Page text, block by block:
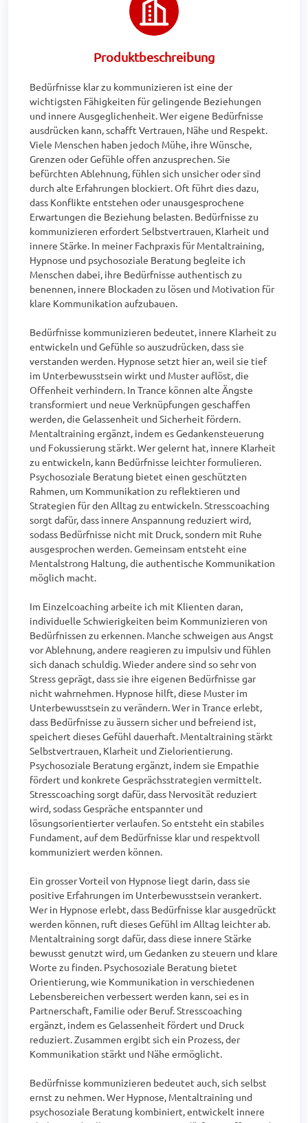
Produktbeschreibung
Bedürfnisse klar zu kommunizieren ist eine der
wichtigsten Fähigkeiten für gelingende Beziehungen
und innere Ausgeglichenheit. Wer eigene Bedürfnisse
ausdrücken kann, schafft Vertrauen, Nähe und Respekt.
Viele Menschen haben jedoch Mühe, ihre Wünsche,
Grenzen oder Gefühle offen anzusprechen. Sie
befürchten Ablehnung, fühlen sich unsicher oder sind
durch alte Erfahrungen blockiert. Oft führt dies dazu,
dass Konflikte entstehen oder unausgesprochene
Erwartungen die Beziehung belasten. Bedürfnisse zu
kommunizieren erfordert Selbstvertrauen, Klarheit und
innere Stärke. In meiner Fachpraxis für Mentaltraining,
Hypnose und psychosoziale Beratung begleite ich
Menschen dabei, ihre Bedürfnisse authentisch zu
benennen, innere Blockaden zu lösen und Motivation für
klare Kommunikation aufzubauen.
Bedürfnisse kommunizieren bedeutet, innere Klarheit zu
entwickeln und Gefühle so auszudrücken, dass sie
verstanden werden. Hypnose setzt hier an, weil sie tief
im Unterbewusstsein wirkt und Muster auflöst, die
Offenheit verhindern. In Trance können alte Ängste
transformiert und neue Verknüpfungen geschaffen
werden, die Gelassenheit und Sicherheit fördern.
Mentaltraining ergänzt, indem es Gedankensteuerung
und Fokussierung stärkt. Wer gelernt hat, innere Klarheit
zu entwickeln, kann Bedürfnisse leichter formulieren.
Psychosoziale Beratung bietet einen geschützten
Rahmen, um Kommunikation zu reflektieren und
Strategien für den Alltag zu entwickeln. Stresscoaching
sorgt dafür, dass innere Anspannung reduziert wird,
sodass Bedürfnisse nicht mit Druck, sondern mit Ruhe
ausgesprochen werden. Gemeinsam entsteht eine
Mentalstrong Haltung, die authentische Kommunikation
möglich macht.
Im Einzelcoaching arbeite ich mit Klienten daran,
individuelle Schwierigkeiten beim Kommunizieren von
Bedürfnissen zu erkennen. Manche schweigen aus Angst
vor Ablehnung, andere reagieren zu impulsiv und fühlen
sich danach schuldig. Wieder andere sind so sehr von
Stress geprägt, dass sie ihre eigenen Bedürfnisse gar
nicht wahrnehmen. Hypnose hilft, diese Muster im
Unterbewusstsein zu verändern. Wer in Trance erlebt,
dass Bedürfnisse zu äussern sicher und befreiend ist,
speichert dieses Gefühl dauerhaft. Mentaltraining stärkt
Selbstvertrauen, Klarheit und Zielorientierung.
Psychosoziale Beratung ergänzt, indem sie Empathie
fördert und konkrete Gesprächsstrategien vermittelt.
Stresscoaching sorgt dafür, dass Nervosität reduziert
wird, sodass Gespräche entspannter und
lösungsorientierter verlaufen. So entsteht ein stabiles
Fundament, auf dem Bedürfnisse klar und respektvoll
kommuniziert werden können.
Ein grosser Vorteil von Hypnose liegt darin, dass sie
positive Erfahrungen im Unterbewusstsein verankert.
Wer in Hypnose erlebt, dass Bedürfnisse klar ausgedrückt
werden können, ruft dieses Gefühl im Alltag leichter ab.
Mentaltraining sorgt dafür, dass diese innere Stärke
bewusst genutzt wird, um Gedanken zu steuern und klare
Worte zu finden. Psychosoziale Beratung bietet
Orientierung, wie Kommunikation in verschiedenen
Lebensbereichen verbessert werden kann, sei es in
Partnerschaft, Familie oder Beruf. Stresscoaching
ergänzt, indem es Gelassenheit fördert und Druck
reduziert. Zusammen ergibt sich ein Prozess, der
Kommunikation stärkt und Nähe ermöglicht.
Bedürfnisse kommunizieren bedeutet auch, sich selbst
ernst zu nehmen. Wer Hypnose, Mentaltraining und
psychosoziale Beratung kombiniert, entwickelt innere